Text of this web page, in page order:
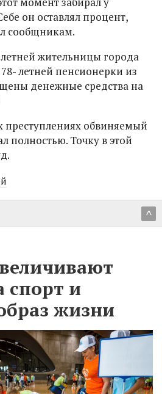
он оставлял процент,
сообщникам.
жительницы города
летней пенсионерки из
денежные средства на
обвиняемый
полностью. Точку в этой
^
спорт и
жизни